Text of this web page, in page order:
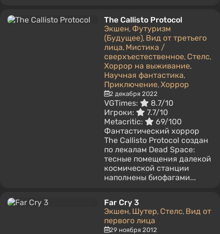
The Callisto Protocol
Экшен, Футуризм
(Будущее), Вид от третьего
лица, Mистика /
сверхъестественное, Стелс,
Хоррор на выживание,
Научная фантастика,
Приключение, Хоррор
2 декабря 2022
VGTimes:
8.7/10
Игроки:
7.7/10
Metacritic:
69/100
Фантастический хоррор
The Callisto Protocol создан
по лекалам Dead Space:
тесные помещения далекой
космической станции
наполнены биофагами...
Far Cry 3
Экшен, Шутер, Стелс, Вид от
первого лица
29 ноября 2012